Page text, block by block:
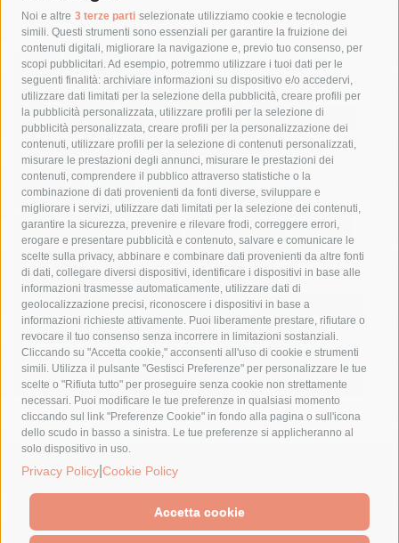
Noi e altre 3 terze parti selezionate utilizziamo cookie e tecnologie
simili. Questi strumenti sono essenziali per garantire la fruizione dei
contenuti digitali, migliorare la navigazione e, previo tuo consenso, per
scopi pubblicitari. Ad esempio, potremmo utilizzare i tuoi dati per le
seguenti finalità: archiviare informazioni su dispositivo e/o accedervi,
utilizzare dati limitati per la selezione della pubblicità, creare profili per
la pubblicità personalizzata, utilizzare profili per la selezione di
pubblicità personalizzata, creare profili per la personalizzazione dei
contenuti, utilizzare profili per la selezione di contenuti personalizzati,
misurare le prestazioni degli annunci, misurare le prestazioni dei
contenuti, comprendere il pubblico attraverso statistiche o la
combinazione di dati provenienti da fonti diverse, sviluppare e
migliorare i servizi, utilizzare dati limitati per la selezione dei contenuti,
garantire la sicurezza, prevenire e rilevare frodi, correggere errori,
erogare e presentare pubblicità e contenuto, salvare e comunicare le
scelte sulla privacy, abbinare e combinare dati provenienti da altre fonti
di dati, collegare diversi dispositivi, identificare i dispositivi in base alle
informazioni trasmesse automaticamente, utilizzare dati di
geolocalizzazione precisi, riconoscere i dispositivi in base a
informazioni richieste attivamente. Puoi liberamente prestare, rifiutare o
revocare il tuo consenso senza incorrere in limitazioni sostanziali.
Cliccando su "Accetta cookie," acconsenti all'uso di cookie e strumenti
simili. Utilizza il pulsante "Gestisci Preferenze" per personalizzare le tue
scelte o "Rifiuta tutto" per proseguire senza cookie non strettamente
necessari. Puoi modificare le tue preferenze in qualsiasi momento
cliccando sul link "Preferenze Cookie" in fondo alla pagina o sull'icona
dello scudo in basso a sinistra. Le tue preferenze si applicheranno al
solo dispositivo in uso.
Privacy Policy Cookie Policy
Accetta cookie
Tag
acqua allerta meteo
anas
area marina protetta di punta campanella
arresto
Asl Napoli 3 sud
capitaneria di porto capri
carabinieri
castellammare di stabia
circumvesuviana
comune di sorrento
concerto
contagi
costiera amalfitana
covid-19 eav
elezioni
fondazione sorrento
gori guardia costiera
incidente
lavori
lorenzo balducelli mare
massa lubrense
massimo coppola
Meta napoli
ordinanza
penisola sorrentina
piano di sorrento
polizia municipale
protezione civile
Regione Campania
sant'agnello
sindaco cuomo
sorrento studenti temporali
treni
turismo
Vico Equense villa fiorentino vincenzo de luca
© 2015 SorrentoPress. All rights reserved.
Il giornale online della Penisola Sorrentina
Cookie Policy